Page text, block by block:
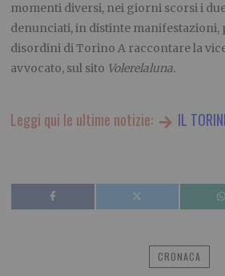
momenti diversi, nei giorni scorsi i
denunciati, in distinte manifestazioni,
disordini di Torino A raccontare la
avvocato, sul sito Volerelaluna.
Leggi qui le ultime notizie: IL
CRONACA